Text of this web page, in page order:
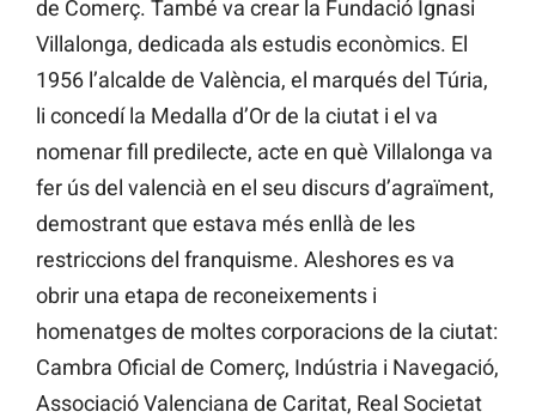
de Comerç. També va crear la Fundació Ignasi
Villalonga, dedicada als estudis econòmics. El
1956 l’alcalde de València, el marqués del Túria,
li concedí la Medalla d’Or de la ciutat i el va
nomenar fill predilecte, acte en què Villalonga va
fer ús del valencià en el seu discurs d’agraïment,
demostrant que estava més enllà de les
restriccions del franquisme. Aleshores es va
obrir una etapa de reconeixements i
homenatges de moltes corporacions de la ciutat:
Cambra Oficial de Comerç, Indústria i Navegació,
Associació Valenciana de Caritat, Real Societat